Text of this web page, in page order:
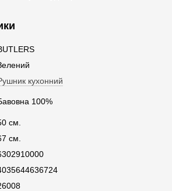
кухонний
100%
см.
см.